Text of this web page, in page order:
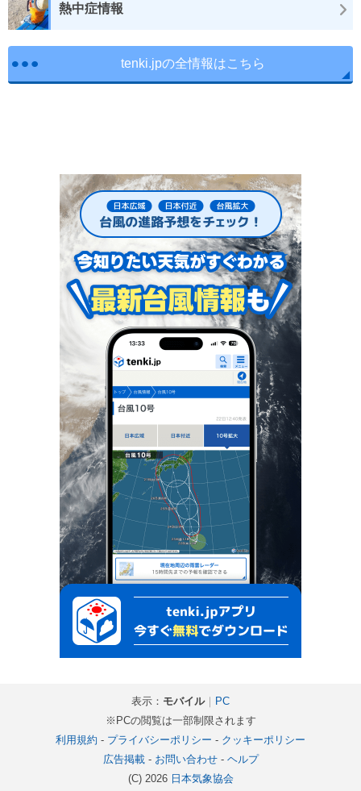
熱中症情報
tenki.jpの全情報はこちら
表示： モバイル｜ PC
※PCの閲覧は一部制限されます
利用規約 - プライバシーポリシー - クッキーポリシー
広告掲載- お問い合わせ- ヘルプ
(C) 2026 日本気象協会